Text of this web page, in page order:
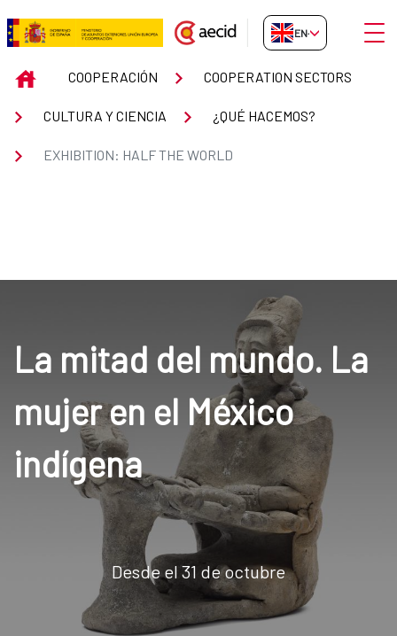
Skip to Main Content
EXHIBITION: HALF THE WORLD
EN-GB
INICIOCOOPERACIÓN COOPERATION SECTORS
CULTURA Y CIENCIA ¿QUÉ HACEMOS?
EXHIBITION: HALF THE WORLD
La mitad del mundo. La
mujer en el México
indígena
Desde el 31 de octubre